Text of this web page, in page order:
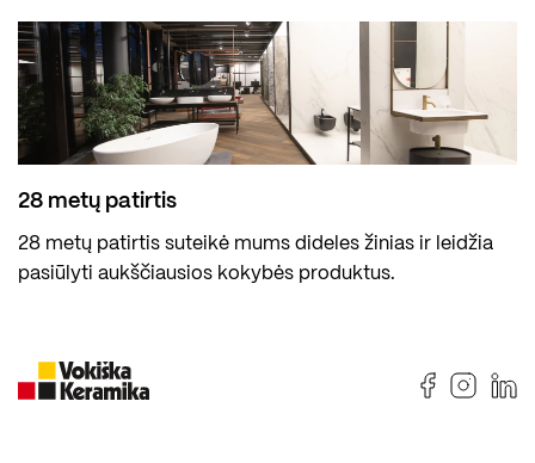
28 metų patirtis
28 metų patirtis suteikė mums dideles žinias ir leidžia
pasiūlyti aukščiausios kokybės produktus.